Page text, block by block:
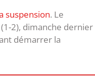
suspension. Le
2), dimanche dernier
démarrer la